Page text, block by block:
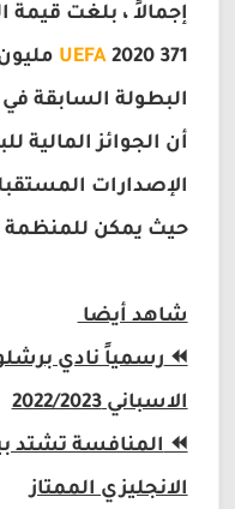
إجمالاً ، بلغت قيمة
UEFA
2020
أن الجوائز المالية
الإصدارات
حيث يمكن للمنظمة
شاهد أيضا
⏪رسمياً نادي
الاسباني 2022/2023
⏪المنافسة تشتد
الانجليزي الممتاز